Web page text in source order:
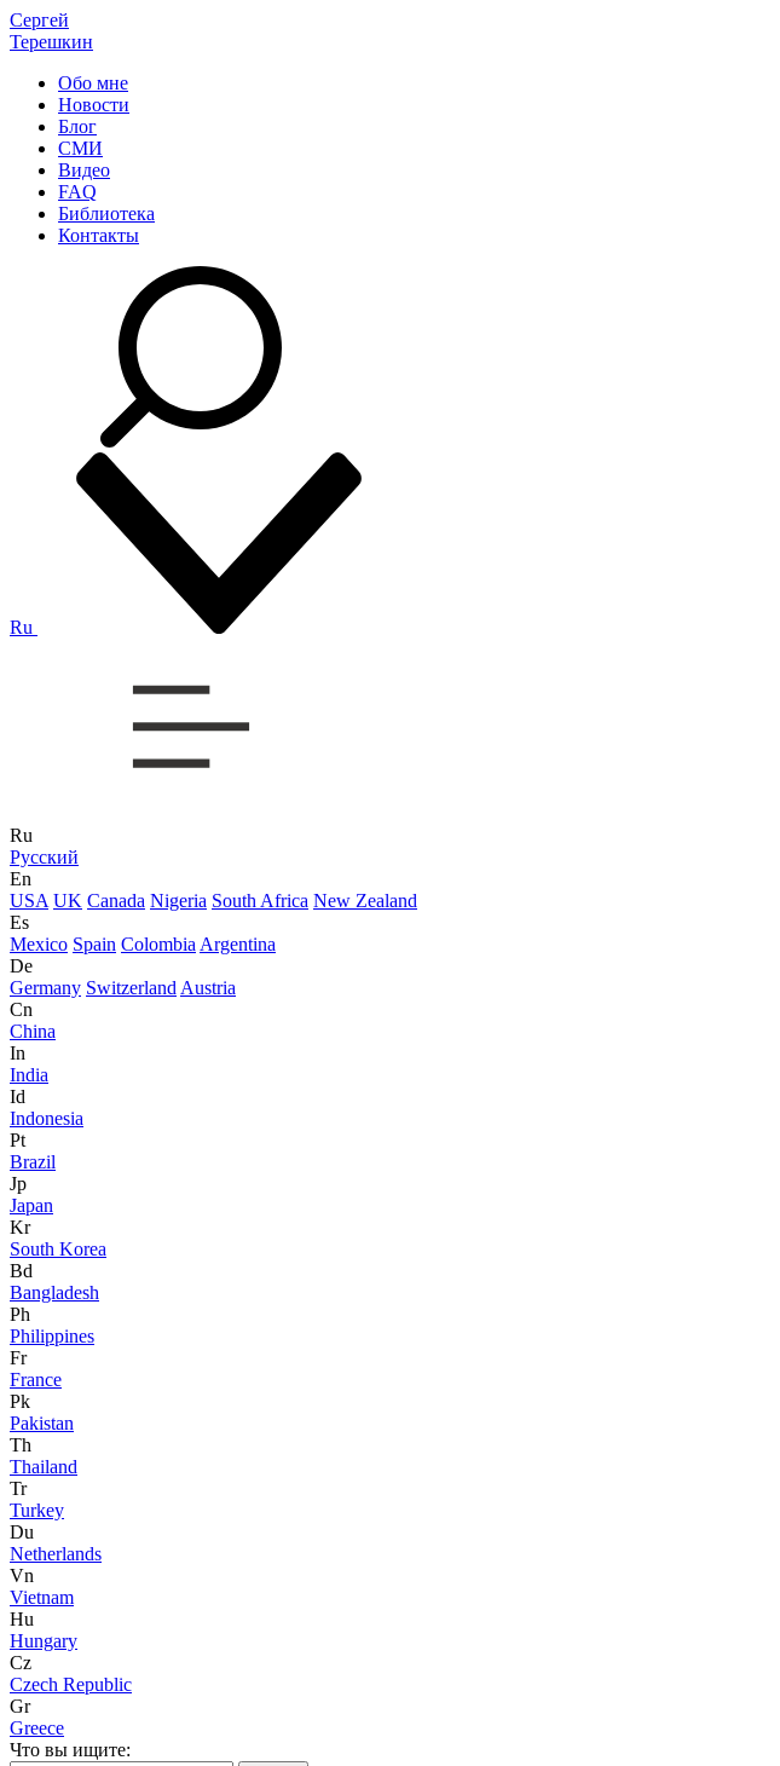
Сергей
Терешкин
Обо мне
Новости
Блог
СМИ
Видео
FAQ
Библиотека
Контакты
Ru
Ru
Русский
En
USA UK Canada Nigeria South Africa New Zealand
Es
Mexico Spain Colombia Argentina
De
Germany Switzerland Austria
Cn
China
In
India
Id
Indonesia
Pt
Brazil
Jp
Japan
Kr
South Korea
Bd
Bangladesh
Ph
Philippines
Fr
France
Pk
Pakistan
Th
Thailand
Tr
Turkey
Du
Netherlands
Vn
Vietnam
Hu
Hungary
Cz
Czech Republic
Gr
Greece
Что вы ищите: